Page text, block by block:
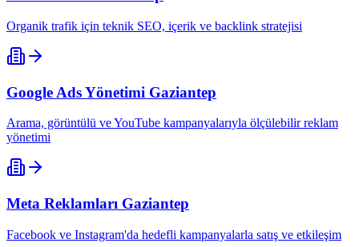
Organik trafik için teknik SEO, içerik ve backlink stratejisi
Google Ads Yönetimi Gaziantep
Arama, görüntülü ve YouTube kampanyalarıyla ölçülebilir reklam
yönetimi
Meta Reklamları Gaziantep
Facebook ve Instagram'da hedefli kampanyalarla satış ve etkileşim